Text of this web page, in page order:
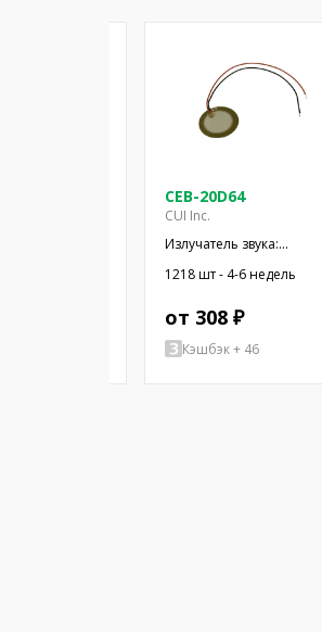
CEB-20D64
CUI Inc.
Излучатель звука:
пьезоэлектрический
сигнализатор; провода
1218 шт - 4-6 недель
от 308 ₽
Кэшбэк + 46